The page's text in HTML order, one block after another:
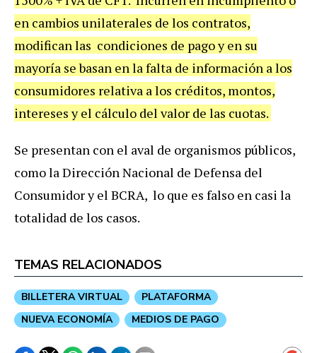
en cambios unilaterales de los contratos,
modifican las condiciones de pago y en su
mayoría se basan en la falta de información a los
consumidores relativa a los créditos, montos,
intereses y el cálculo del valor de las cuotas.
Se presentan con el aval de organismos públicos,
como la Dirección Nacional de Defensa del
Consumidor y el BCRA, lo que es falso en casi la
totalidad de los casos.
TEMAS RELACIONADOS
BILLETERA VIRTUAL
PLATAFORMA
NUEVA ECONOMÍA
MEDIOS DE PAGO